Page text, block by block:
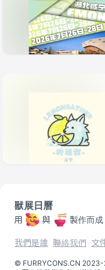
獸展日曆
用 與 製作而成
我們是誰 聯絡我們 文
©️ FURRYCONS.CN 2023-